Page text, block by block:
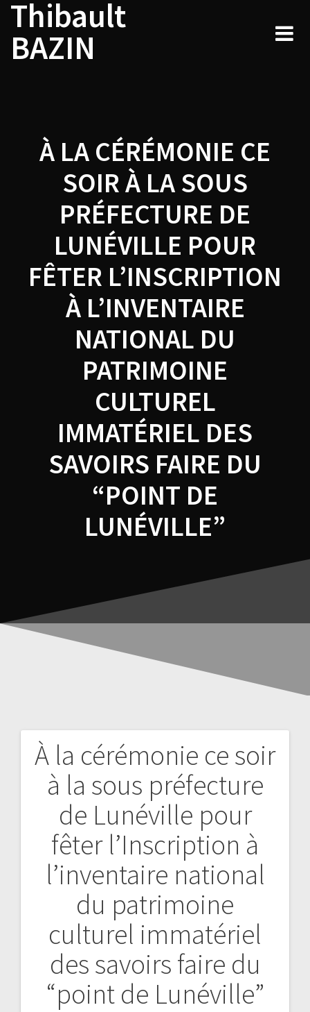
Skip
content
Thibault
BAZIN
À LA CÉRÉMONIE CE
SOIR À LA SOUS
PRÉFECTURE DE
LUNÉVILLE POUR
FÊTER L’INSCRIPTION
À L’INVENTAIRE
NATIONAL DU
PATRIMOINE
CULTUREL
IMMATÉRIEL DES
SAVOIRS FAIRE DU
“POINT DE
LUNÉVILLE”
À la cérémonie ce soir
à la sous préfecture
de Lunéville pour
fêter l’Inscription à
l’inventaire national
du patrimoine
culturel immatériel
des savoirs faire du
“point de Lunéville”
Navigation
de